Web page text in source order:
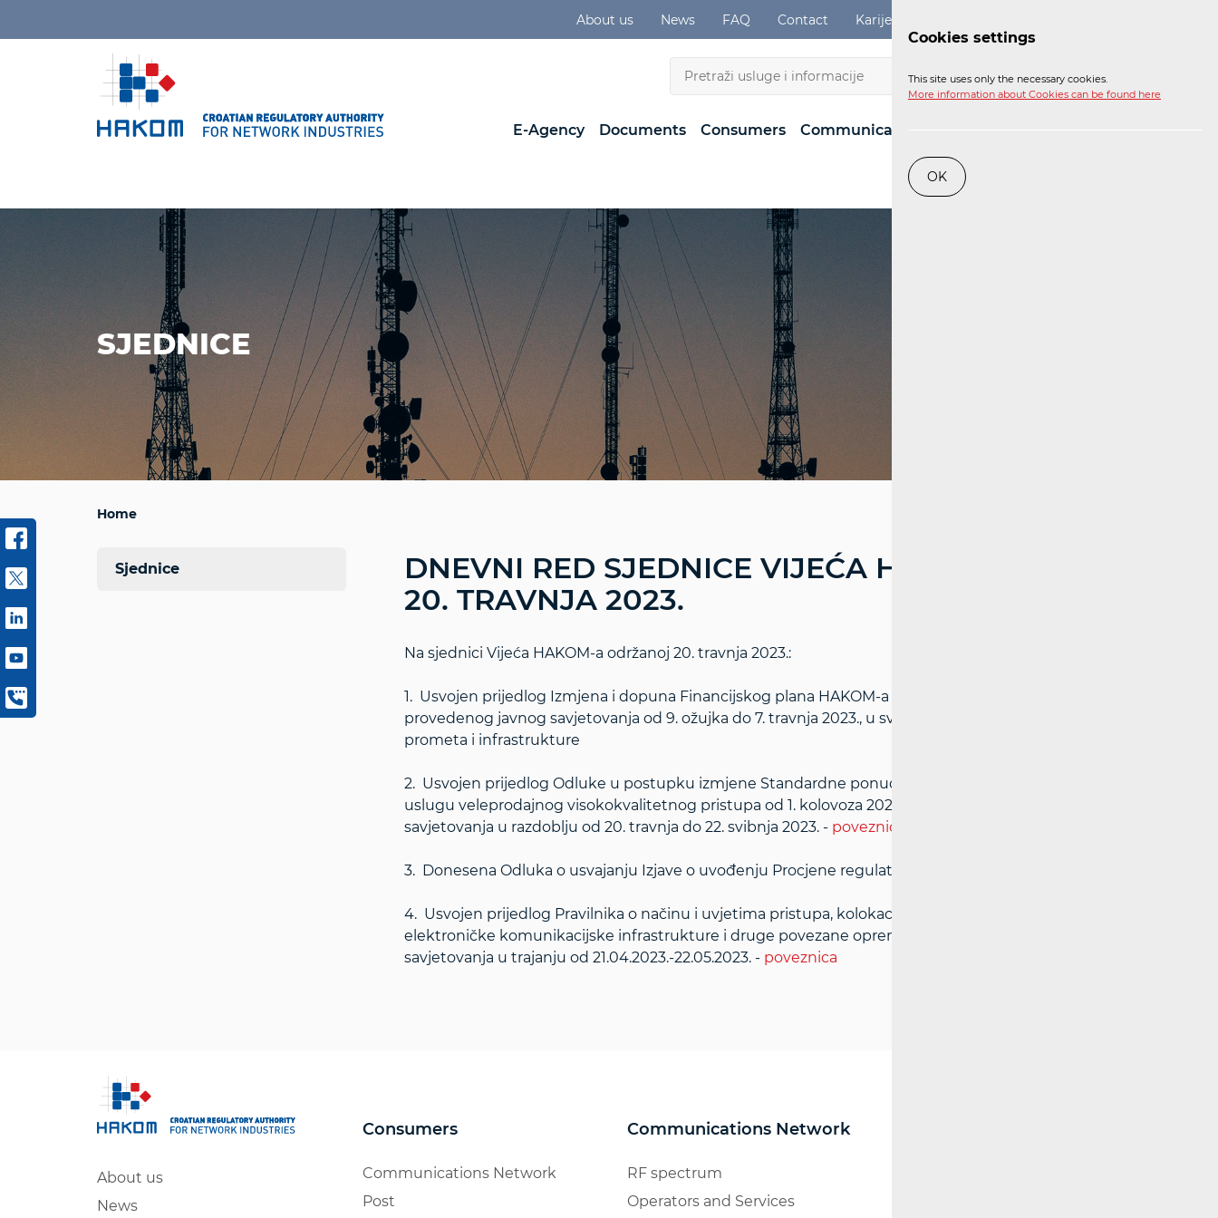
About us News FAQ Contact Karijere
EN
E-Agency Documents Consumers Communications Network
SJEDNICE
Home
DNEVNI RED SJEDNICE VIJEĆA HAKOM-A OD
20. TRAVNJA 2023.
Na sjednici Vijeća HAKOM-a održanoj 20. travnja 2023.:
1. Usvojen prijedlog Izmjena i dopuna Financijskog plana HAKOM-a za 2023. godinu nakon
provedenog javnog savjetovanja od 9. ožujka do 7. travnja 2023., u svrhu dostave Ministarstvu mora,
prometa i infrastrukture
2. Usvojen prijedlog Odluke u postupku izmjene Standardne ponude Hrvatskog Telekoma d.d. za
uslugu veleprodajnog visokokvalitetnog pristupa od 1. kolovoza 2021. u svrhu provedbe javnog
savjetovanja u razdoblju od 20. travnja do 22. svibnja 2023. - poveznica
3. Donesena Odluka o usvajanju Izjave o uvođenju Procjene regulatornog učinka
4. Usvojen prijedlog Pravilnika o načinu i uvjetima pristupa, kolokacije i zajedničkog korištenja
elektroničke komunikacijske infrastrukture i druge povezane opreme u svrhu provedbe javnog
savjetovanja u trajanju od 21.04.2023.-22.05.2023. - poveznica
Sjednice
About us
News
Consumers
Communications Network
Post
Communications Network
RF spectrum
Operators and Services
Cookies settings
This site uses only the necessary cookies.
More information about Cookies can be found here
OK